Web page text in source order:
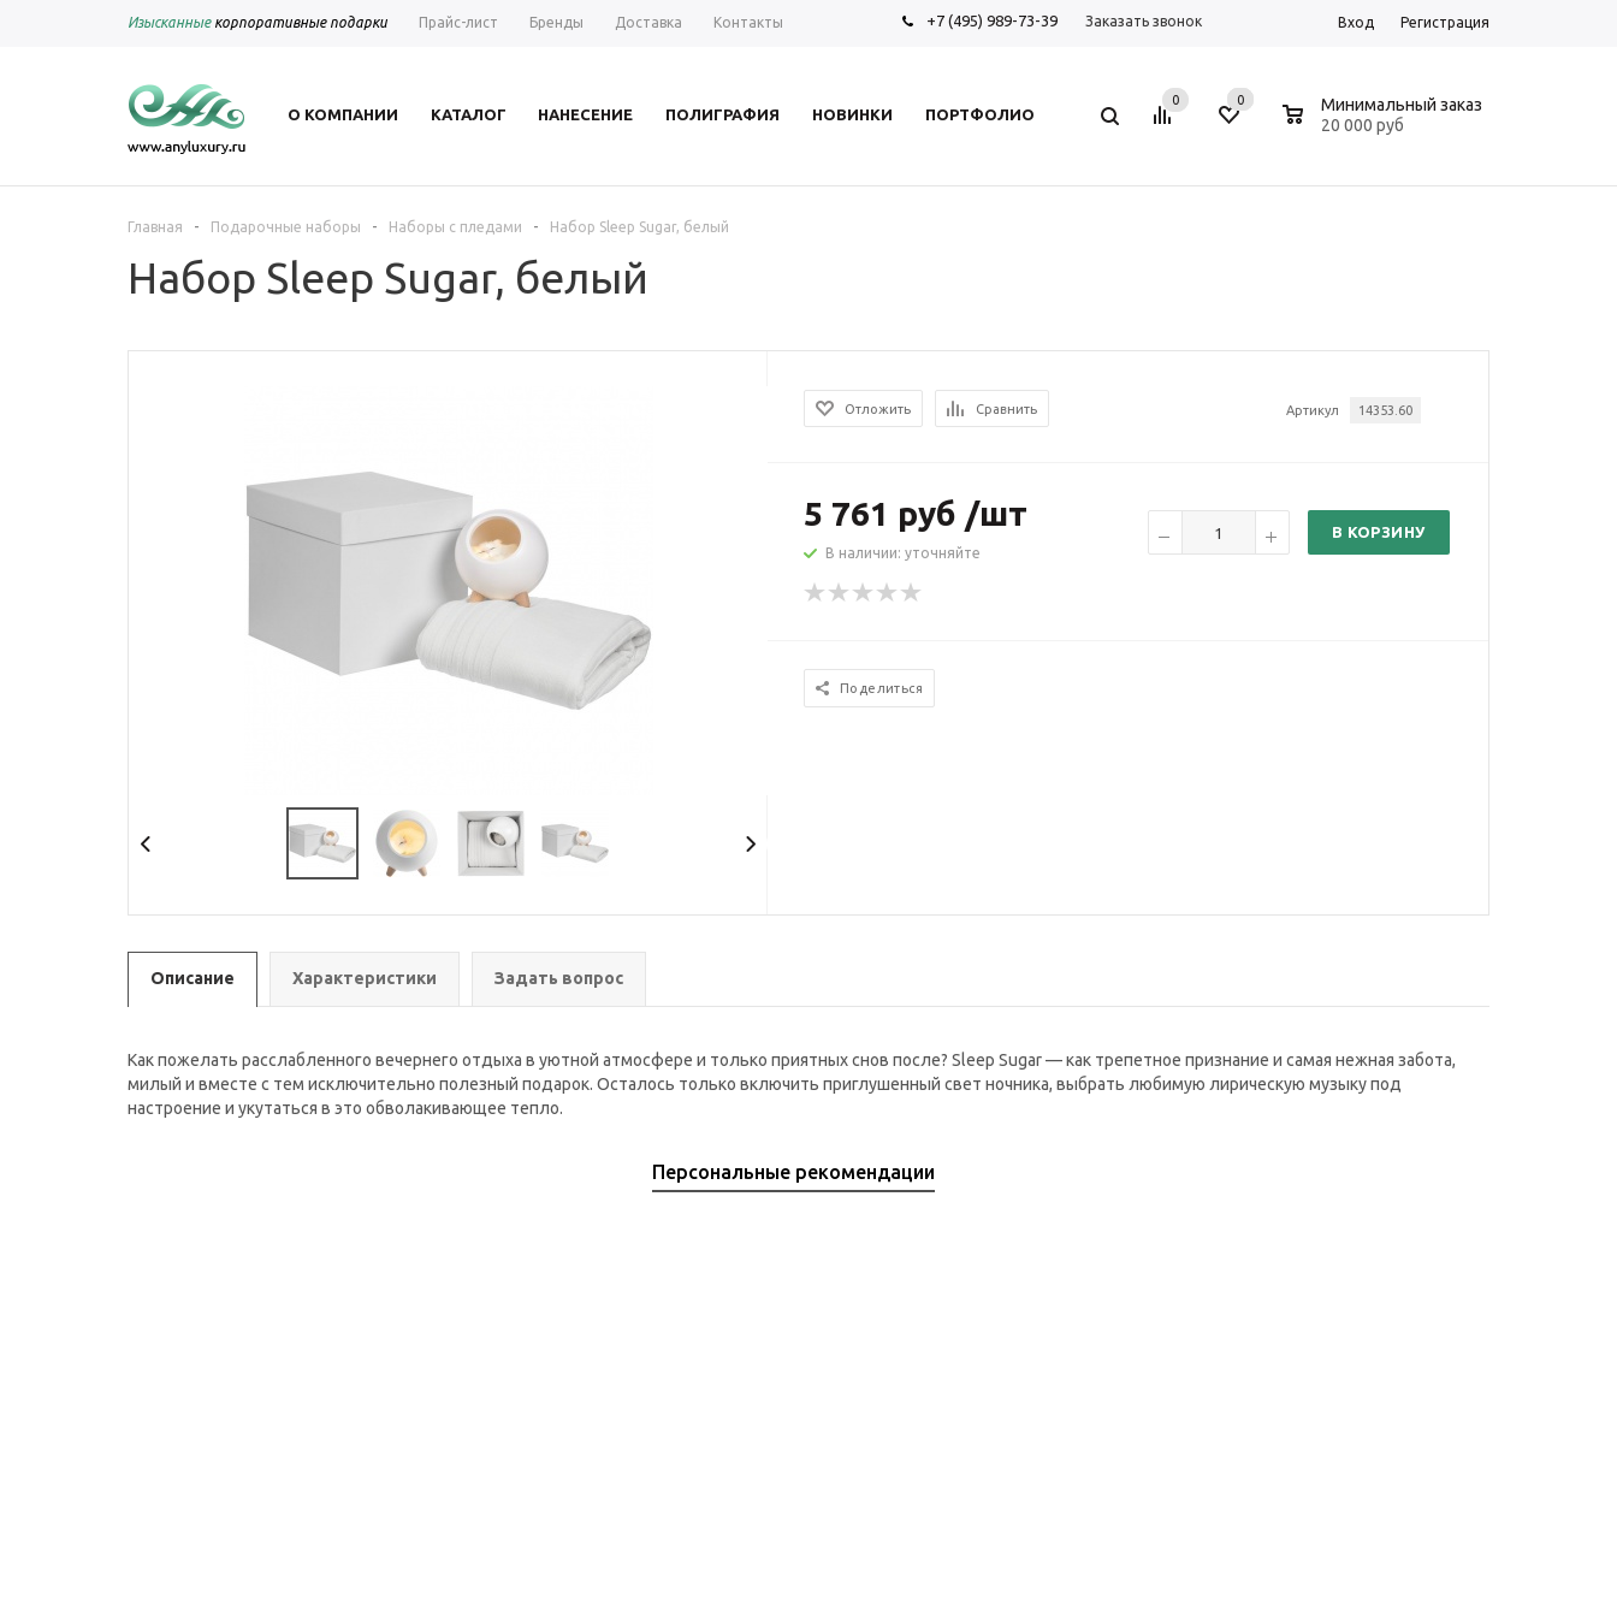
Изысканныекорпоративные подарки Прайс-лист Бренды Доставка Контакты +7 (495) 989-73-39 Заказать звонок Вход Регистрация
О КОМПАНИИ КАТАЛОГ НАНЕСЕНИЕ ПОЛИГРАФИЯ НОВИНКИ ПОРТФОЛИО
0 0
Минимальный заказ
20 000 руб
Главная - Подарочные наборы - Наборы с пледами - Набор Sleep Sugar, белый
Набор Sleep Sugar, белый
Артикул 14353.60
Отложить Сравнить
5 761 руб /шт
В наличии: уточняйте
В КОРЗИНУ
Поделиться
Описание Характеристики Задать вопрос
Как пожелать расслабленного вечернего отдыха в уютной атмосфере и только приятных снов после? Sleep Sugar — как трепетное признание и самая нежная забота,
милый и вместе с тем исключительно полезный подарок. Осталось только включить приглушенный свет ночника, выбрать любимую лирическую музыку под
настроение и укутаться в это обволакивающее тепло.
Персональные рекомендации